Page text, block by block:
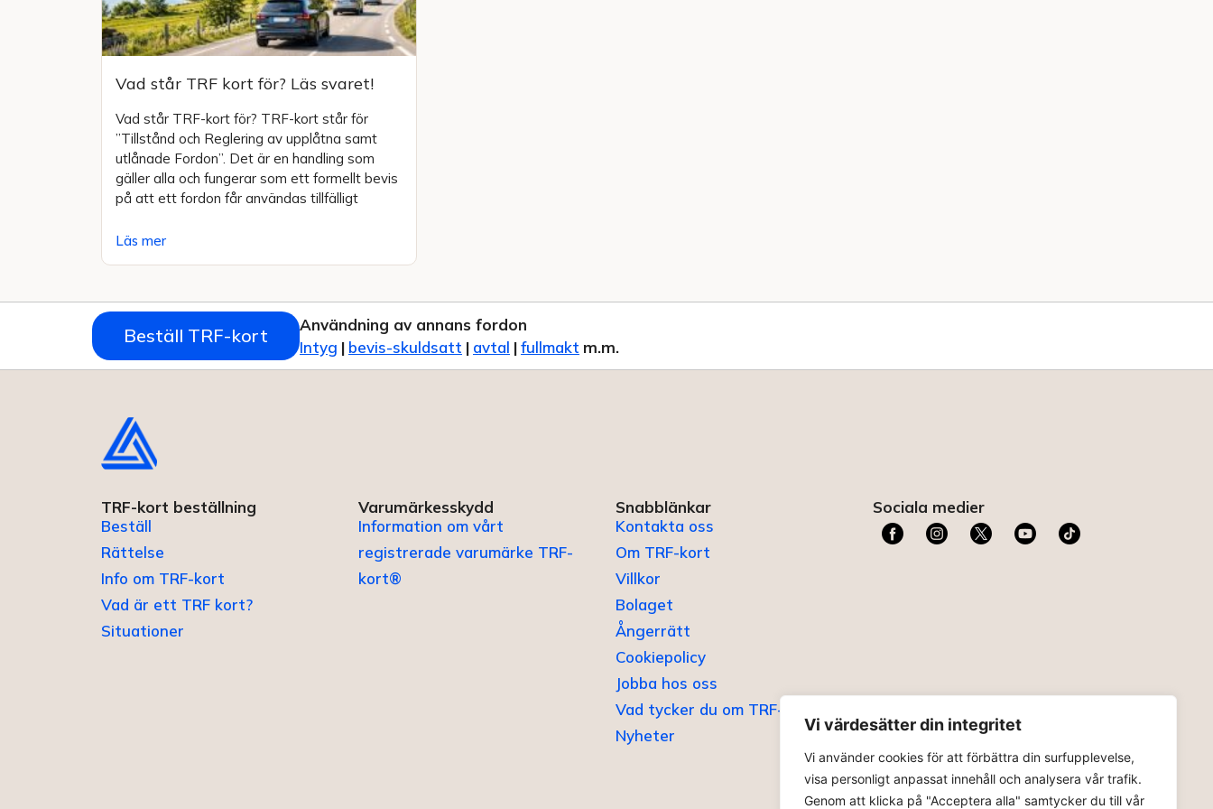
Vi värdesätter din integritet
Vi använder cookies för att förbättra din surfupplevelse,
visa personligt anpassat innehåll och analysera vår trafik.
Genom att klicka på "Acceptera alla" samtycker du till vår
Vad står TRF kort för? Läs svaret!
Vad står TRF-kort för? TRF-kort står för
”Tillstånd och Reglering av upplåtna samt
utlånade Fordon”. Det är en handling som
gäller alla och fungerar som ett formellt bevis
på att ett fordon får användas tillfälligt
Läs mer
Beställ TRF-kort
Användning av annans fordon
Intyg | bevis-skuldsatt | avtal |fullmakt m.m.
TRF-kort beställning
Beställ
Rättelse
Info om TRF-kort
Vad är ett TRF kort?
Situationer
Varumärkesskydd
Information om vårt
registrerade varumärke TRF-
kort®
Snabblänkar
Kontakta oss
Om TRF-kort
Villkor
Bolaget
Ångerrätt
Cookiepolicy
Jobba hos oss
Vad tycker du om TRF-kort
Nyheter
Sociala medier